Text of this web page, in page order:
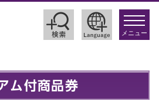
toggle
メニュー
ム付商品券